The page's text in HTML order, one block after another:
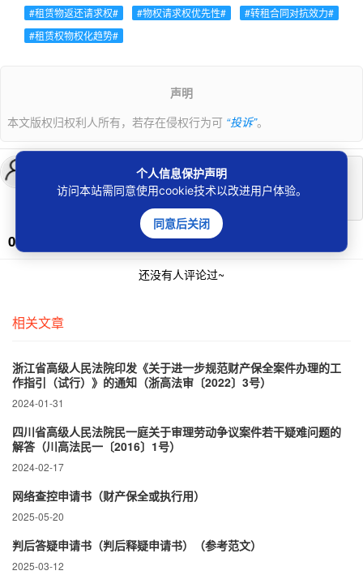
#租赁物返还请求权#
#物权请求权优先性#
#转租合同对抗效力#
#租赁权物权化趋势#
声明
本文版权归权利人所有，若存在侵权行为可 “投诉”。
登录 后发表评论
0条评论
还没有人评论过~
相关文章
浙江省高级人民法院印发《关于进一步规范财产保全案件办理的工
作指引（试行）》的通知（浙高法审〔2022〕3号）
2024-01-31
四川省高级人民法院民一庭关于审理劳动争议案件若干疑难问题的
解答（川高法民一〔2016〕1号）
2024-02-17
网络查控申请书（财产保全或执行用）
2025-05-20
判后答疑申请书（判后释疑申请书）（参考范文）
2025-03-12
个人信息保护声明
访问本站需同意使用cookie技术以改进用户体验。
同意后关闭